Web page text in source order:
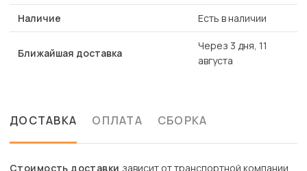
Наличие Есть в наличии
Ближайшая доставка
Через 3 дня, 11
августа
ДОСТАВКА ОПЛАТА СБОРКА
Стоимость доставки зависит от транспортной компании.